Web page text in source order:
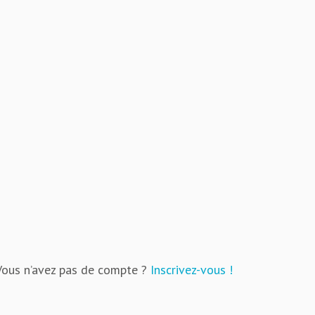
n’avez pas de compte ? Inscrivez-vous !